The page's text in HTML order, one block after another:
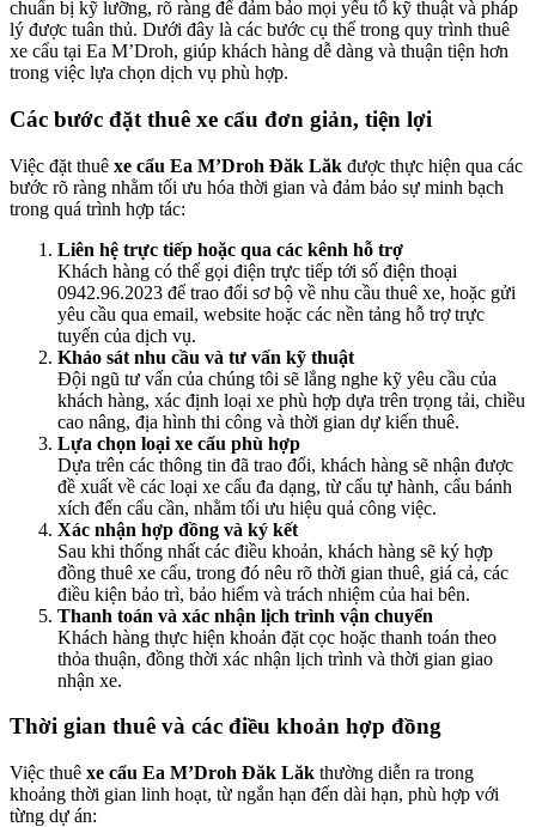
chuẩn bị kỹ lưỡng, rõ ràng để đảm bảo mọi yếu tố kỹ thuật và pháp
lý được tuân thủ. Dưới đây là các bước cụ thể trong quy trình thuê
xe cẩu tại Ea M’Droh, giúp khách hàng dễ dàng và thuận tiện hơn
trong việc lựa chọn dịch vụ phù hợp.
Các bước đặt thuê xe cẩu đơn giản, tiện lợi
Việc đặt thuê xe cẩu Ea M’Droh Đăk Lăk được thực hiện qua các
bước rõ ràng nhằm tối ưu hóa thời gian và đảm bảo sự minh bạch
trong quá trình hợp tác:
Liên hệ trực tiếp hoặc qua các kênh hỗ trợ
Khách hàng có thể gọi điện trực tiếp tới số điện thoại
0942.96.2023 để trao đổi sơ bộ về nhu cầu thuê xe, hoặc gửi
yêu cầu qua email, website hoặc các nền tảng hỗ trợ trực
tuyến của dịch vụ.
Khảo sát nhu cầu và tư vấn kỹ thuật
Đội ngũ tư vấn của chúng tôi sẽ lắng nghe kỹ yêu cầu của
khách hàng, xác định loại xe phù hợp dựa trên trọng tải, chiều
cao nâng, địa hình thi công và thời gian dự kiến thuê.
Lựa chọn loại xe cẩu phù hợp
Dựa trên các thông tin đã trao đổi, khách hàng sẽ nhận được
đề xuất về các loại xe cẩu đa dạng, từ cẩu tự hành, cẩu bánh
xích đến cẩu cần, nhằm tối ưu hiệu quả công việc.
Xác nhận hợp đồng và ký kết
Sau khi thống nhất các điều khoản, khách hàng sẽ ký hợp
đồng thuê xe cẩu, trong đó nêu rõ thời gian thuê, giá cả, các
điều kiện bảo trì, bảo hiểm và trách nhiệm của hai bên.
Thanh toán và xác nhận lịch trình vận chuyển
Khách hàng thực hiện khoản đặt cọc hoặc thanh toán theo
thỏa thuận, đồng thời xác nhận lịch trình và thời gian giao
nhận xe.
Thời gian thuê và các điều khoản hợp đồng
Việc thuê xe cẩu Ea M’Droh Đăk Lăk thường diễn ra trong
khoảng thời gian linh hoạt, từ ngắn hạn đến dài hạn, phù hợp với
từng dự án: